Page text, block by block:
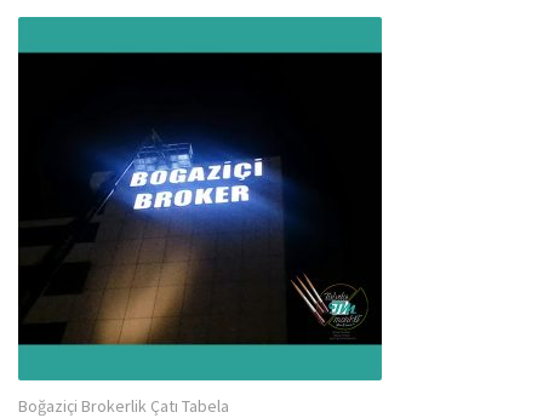
Boğaziçi Brokerlik Çatı Tabela